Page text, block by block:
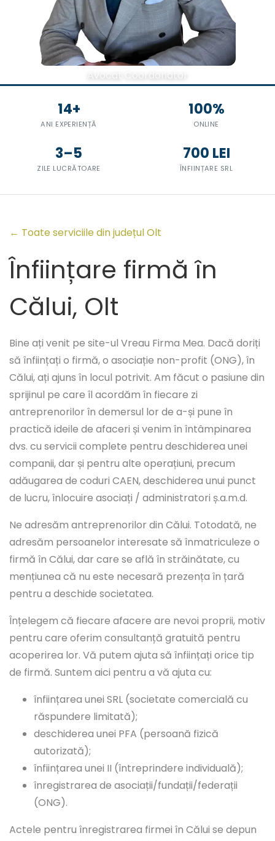
Avocat Coordonator
14+
ANI EXPERIENȚĂ
100%
ONLINE
3–5
ZILE LUCRĂTOARE
700 LEI
ÎNFIINȚARE SRL
← Toate serviciile din județul Olt
Înființare firmă în
Călui, Olt
Bine ați venit pe site-ul Vreau Firma Mea. Dacă doriți
să înființați o firmă, o asociație non-profit (ONG), în
Călui, ați ajuns în locul potrivit. Am făcut o pasiune din
sprijinul pe care îl acordăm în fiecare zi
antreprenorilor în demersul lor de a-și pune în
practică ideile de afaceri și venim în întâmpinarea
dvs. cu servicii complete pentru deschiderea unei
companii, dar și pentru alte operațiuni, precum
adăugarea de coduri CAEN, deschiderea unui punct
de lucru, înlocuire asociați / administratori ș.a.m.d.
Ne adresăm antreprenorilor din Călui. Totodată, ne
adresăm persoanelor interesate să înmatriculeze o
firmă în Călui, dar care se află în străinătate, cu
mențiunea că nu este necesară prezența în țară
pentru a deschide societatea.
Înțelegem că fiecare afacere are nevoi proprii, motiv
pentru care oferim consultanță gratuită pentru
acoperirea lor. Vă putem ajuta să înființați orice tip
de firmă. Suntem aici pentru a vă ajuta cu:
înființarea unei SRL (societate comercială cu
răspundere limitată);
deschiderea unei PFA (persoană fizică
autorizată);
înființarea unei II (întreprindere individuală);
înregistrarea de asociații/fundații/federații
(ONG).
Actele pentru înregistrarea firmei în Călui se depun